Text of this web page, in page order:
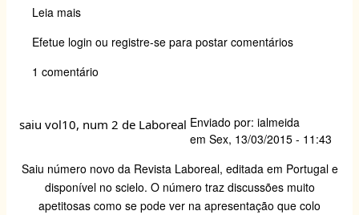
at
s
A
p
c
e
b
o
k
e
sk
k
e
tt
er
ailp
y
k
ar
e
Leia mais
da
como
um
Efetue login ou registre-se para postar comentários
1 comentário
saiu vol10, num 2 de Laboreal Enviado por: ialmeida
em Sex, 13/03/2015 - 11:43
Saiu número novo da Revista Laboreal, editada em Portugal e
disponível no scielo. O número traz discussões muito
apetitosas como se pode ver na apresentação que colo